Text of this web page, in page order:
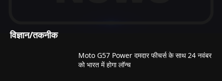
विज्ञान/तकनीक
Moto G57 Power दमदार फीचर्स के साथ 24 नवंबर
को भारत में होगा लॉन्च